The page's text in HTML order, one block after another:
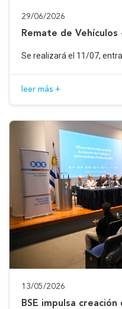
29/06/2026
Remate de Vehículos
Se realizará el 11/07,
leer más +
13/05/2026
BSE impulsa